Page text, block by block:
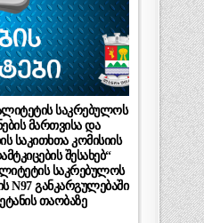
საკრებულოს
მართვისა და
საკითხთა კომისიის
შესახებ“
საკრებულოს
N97 განკარგულებაში
თაობაზე